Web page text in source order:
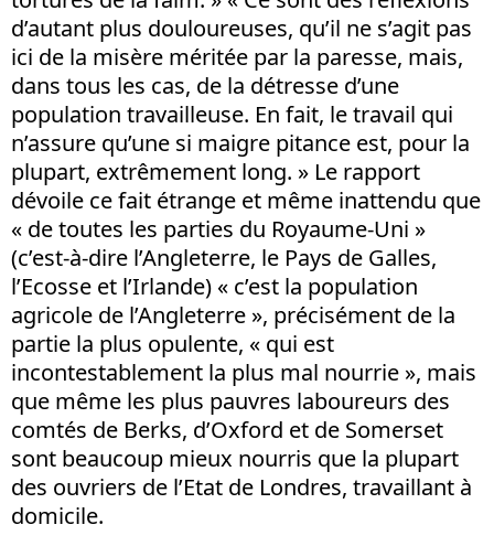
d’autant plus douloureuses, qu’il ne s’agit pas
ici de la misère méritée par la paresse, mais,
dans tous les cas, de la détresse d’une
population travailleuse. En fait, le travail qui
n’assure qu’une si maigre pitance est, pour la
plupart, extrêmement long. » Le rapport
dévoile ce fait étrange et même inattendu que
« de toutes les parties du Royaume-Uni »
(c’est-à-dire l’Angleterre, le Pays de Galles,
l’Ecosse et l’Irlande) « c’est la population
agricole de l’Angleterre », précisément de la
partie la plus opulente, « qui est
incontestablement la plus mal nourrie », mais
que même les plus pauvres laboureurs des
comtés de Berks, d’Oxford et de Somerset
sont beaucoup mieux nourris que la plupart
des ouvriers de l’Etat de Londres, travaillant à
domicile.